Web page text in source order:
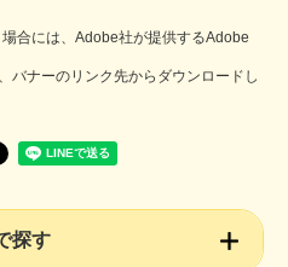
合には、Adobe社が提供するAdobe
バナーのリンク先からダウンロードし
探す